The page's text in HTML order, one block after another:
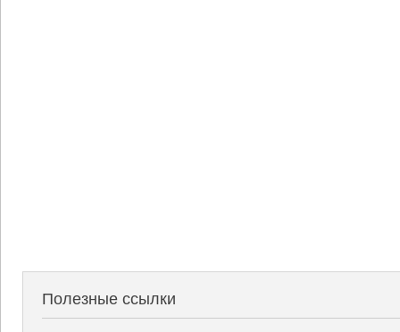
Полезные ссылки